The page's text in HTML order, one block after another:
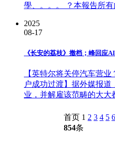
學、。。。 ？本報告所
2025
08-17
《长安的荔枝》撤档；峰回应
【英特尔将关停汽车营
户成功过渡】据外媒报
业，并解雇该范畴的大大
首页 1 2 3 4 5 6
854条